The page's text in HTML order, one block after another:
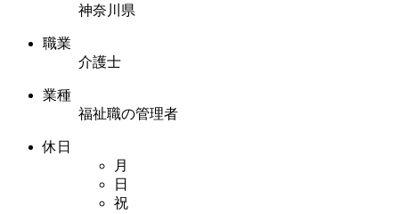
神奈川県
職業
介護士
業種
福祉職の管理者
休日
月
日
祝